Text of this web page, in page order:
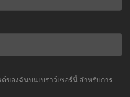
ของฉันบนเบราว์เซอร์นี้ สำหรับการ